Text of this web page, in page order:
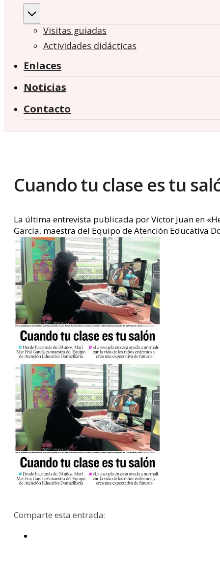
Visitas guiadas
Actividades didácticas
Enlaces
Noticias
Contacto
Cuando tu clase es tu
La última entrevista publicada por Víctor Juan en
García, maestra del Equipo de Atención Educativa
Comparte esta entrada: